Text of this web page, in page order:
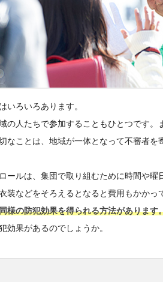
いろいろあります。
の人たちで参加することもひとつです。
なことは、地域が一体となって不審者
ールは、集団で取り組むために時間や
装などをそろえるとなると費用もかかっ
様の防犯効果を得られる方法があります
効果があるのでしょうか。